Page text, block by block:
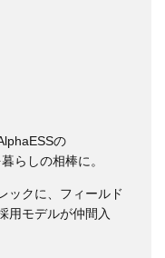
の
らしの相棒に。
ックに、フィールド
用モデルが仲間入